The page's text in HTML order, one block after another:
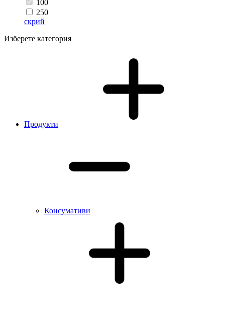
100
250
скрий
Изберете категория
Продукти
Консумативи